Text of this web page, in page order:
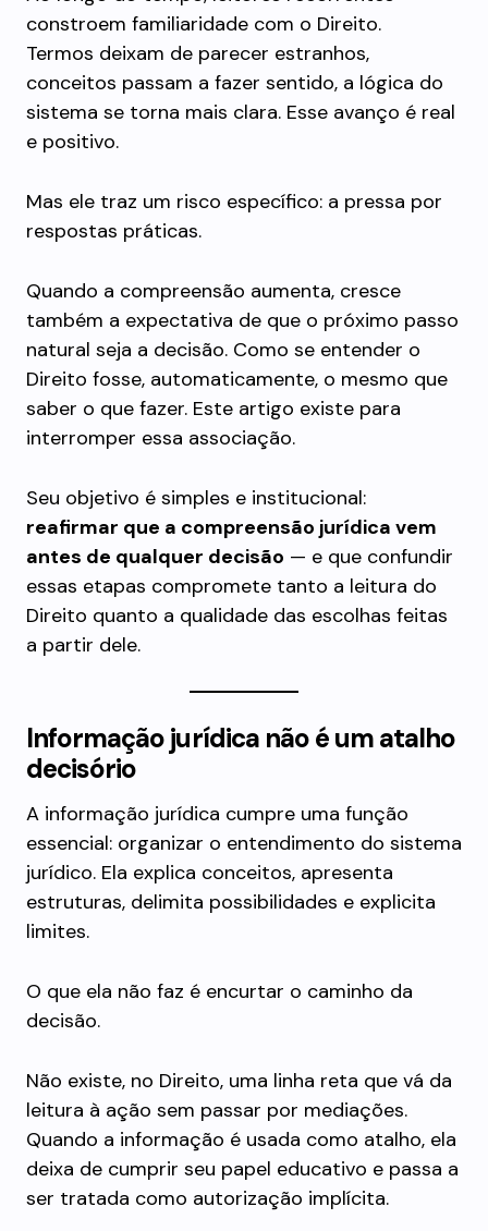
constroem familiaridade com o Direito.
Termos deixam de parecer estranhos,
conceitos passam a fazer sentido, a lógica do
sistema se torna mais clara. Esse avanço é real
e positivo.
Mas ele traz um risco específico: a pressa por
respostas práticas.
Quando a compreensão aumenta, cresce
também a expectativa de que o próximo passo
natural seja a decisão. Como se entender o
Direito fosse, automaticamente, o mesmo que
saber o que fazer. Este artigo existe para
interromper essa associação.
Seu objetivo é simples e institucional:
reafirmar que a compreensão jurídica vem
antes de qualquer decisão — e que confundir
essas etapas compromete tanto a leitura do
Direito quanto a qualidade das escolhas feitas
a partir dele.
Informação jurídica não é um atalho
decisório
A informação jurídica cumpre uma função
essencial: organizar o entendimento do sistema
jurídico. Ela explica conceitos, apresenta
estruturas, delimita possibilidades e explicita
limites.
O que ela não faz é encurtar o caminho da
decisão.
Não existe, no Direito, uma linha reta que vá da
leitura à ação sem passar por mediações.
Quando a informação é usada como atalho, ela
deixa de cumprir seu papel educativo e passa a
ser tratada como autorização implícita.